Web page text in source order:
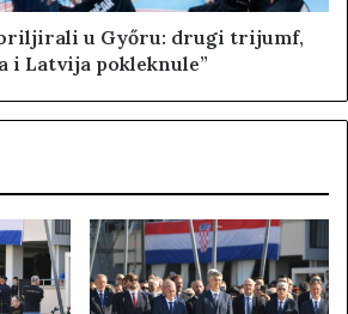
u Győru: drugi trijumf,
i Latvija pokleknule”